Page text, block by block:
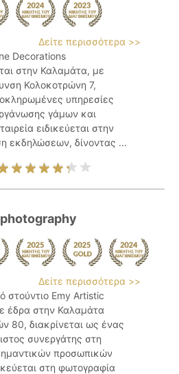
Δείτε περισσότερα >>
Decorations
στην Καλαμάτα, με
Κολοκοτρώνη 7,
υπηρεσίες
γάμων και
ειδικεύεται στην
εκδηλώσεων, δίνοντας ...
Δείτε περισσότερα >>
στούντιο Emy Artistic
έδρα στην Καλαμάτα
80, διακρίνεται ως ένας
συνεργάτης στη
προσωπικών
στη φωτογραφία